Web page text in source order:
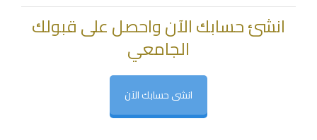
انشئ حسابك الآن واحصل على قبولك
الجامعي
انشى حسابك الآن